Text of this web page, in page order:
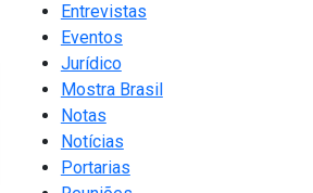
Entrevistas
Eventos
Jurídico
Mostra Brasil
Notas
Notícias
Portarias